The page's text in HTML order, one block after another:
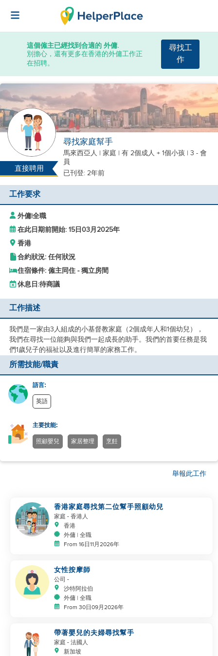
這個僱主已經找到合適的 外傭.
別擔心，還有更多在香港的外傭工作正
在招聘。
尋找工
作
直接聘用
尋找家庭幫手
馬來西亞人 | 家庭 | 有 2個成人 + 1個小孩 | 3 - 會
員
已刊登: 2年前
工作要求
外傭|全職
在此日期前開始: 15日03月2025年
香港
合約狀況: 任何狀況
住宿條件: 僱主同住 - 獨立房間
休息日:待商議
工作描述
我們是一家由3人組成的小基督教家庭（2個成年人和1個幼兒），
我們在尋找一位能夠與我們一起成長的助手。我們的首要任務是我
們1歲兒子的福祉以及進行簡單的家務工作。
所需技能/職責
語言:
英語
主要技能:
照顧嬰兒 家居整理 烹飪
舉報此工作
香港家庭尋找第二位幫手照顧幼兒
家庭 - 香港人
香港
外傭 | 全職
From 16日11月2026年
女性按摩師
公司 -
沙特阿拉伯
外傭 | 全職
From 30日09月2026年
帶著嬰兒的夫婦尋找幫手
家庭 - 法國人
新加坡